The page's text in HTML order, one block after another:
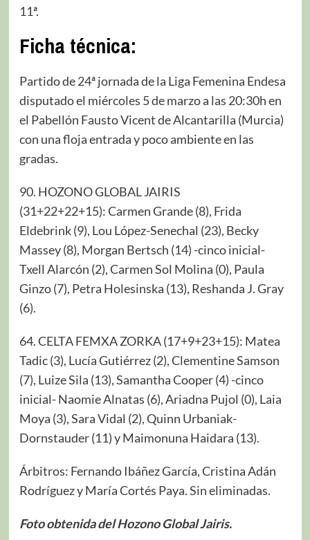
11ª.
Ficha técnica:
Partido de 24ª jornada de la Liga Femenina Endesa
disputado el miércoles 5 de marzo a las 20:30h en
el Pabellón Fausto Vicent de Alcantarilla (Murcia)
con una floja entrada y poco ambiente en las
gradas.
90. HOZONO GLOBAL JAIRIS
(31+22+22+15): Carmen Grande (8), Frida
Eldebrink (9), Lou López-Senechal (23), Becky
Massey (8), Morgan Bertsch (14) -cinco inicial-
Txell Alarcón (2), Carmen Sol Molina (0), Paula
Ginzo (7), Petra Holesinska (13), Reshanda J. Gray
(6).
64. CELTA FEMXA ZORKA (17+9+23+15): Matea
Tadic (3), Lucía Gutiérrez (2), Clementine Samson
(7), Luize Sila (13), Samantha Cooper (4) -cinco
inicial- Naomie Alnatas (6), Ariadna Pujol (0), Laia
Moya (3), Sara Vidal (2), Quinn Urbaniak-
Dornstauder (11) y Maimonuna Haidara (13).
Árbitros: Fernando Ibáñez García, Cristina Adán
Rodríguez y María Cortés Paya. Sin eliminadas.
Foto obtenida del Hozono Global Jairis.